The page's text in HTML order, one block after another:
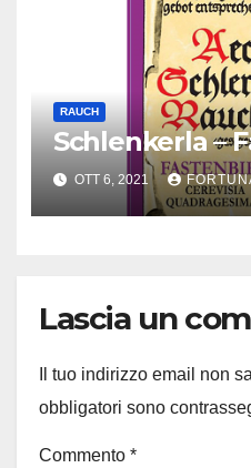
RAUCH
Schlenkerla –
OTT 6, 2021
Lascia un
Il tuo indirizzo email non
obbligatori sono
Commento *